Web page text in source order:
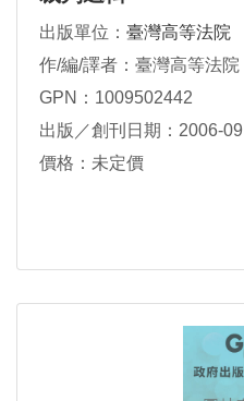
出版單位： 臺灣高等法院
作/編/譯者：臺灣高等法院
GPN：1009502442
出版／創刊日期：2006-09
價格：未定價